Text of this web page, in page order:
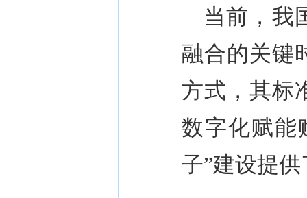
当前，我
融合的关键
方式，其标
数字化赋能
子”建设提